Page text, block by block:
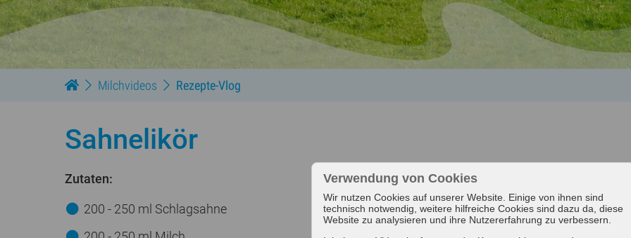
Milchvideos Rezepte-Vlog
Sahnelikör
Zutaten:
200 - 250 ml Schlagsahne
Verwendung von Cookies
Wir nutzen Cookies auf unserer Website. Einige von ihnen sind
technisch notwendig, weitere hilfreiche Cookies sind dazu da, diese
Website zu analysieren und ihre Nutzererfahrung zu verbessern.